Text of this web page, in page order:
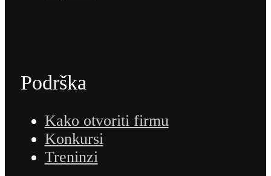
Podrška
Kako otvoriti firmu
Konkursi
Treninzi